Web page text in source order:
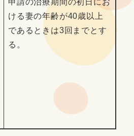
申請の治療期間の初日にお
ける妻の年齢が40歳以上
であるときは3回までとす
る。